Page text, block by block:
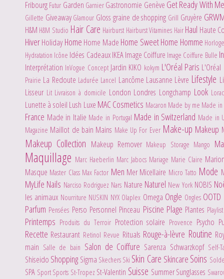
Fribourg Futur Garden Garnier Gastronomie Genève Get Ready With
Gillette Giveaway Glamour Gloss graine de shopping Grill Gruyère
H&M H&M Studio Hair Care Hairburst Hairburst Vitamines Hair Haul Haute
HiverHoliday Home Home Made Home Sweet Home Homme
Hydratation Icône Idées CadeauxIKEAImage Coiffure Image Coiffure Bulle
Interprétation InVogue Concept Jardin KIKO kokym L'Oréal Paris
Prairie La Redoute Ladurée Lancel Lancôme Lausanne Lèvre Lifestyle
Lisseur Lit Livraison à domicile London Londres Longchamp Look
Lunette à soleil Lush Luxe MAC Cosmetics Macaron Made by me Made
France Made in Italie Made in Portugal Made in Switzerland Made in
Magazine Maillot de bain Mains Make Up For Ever Make-up Makeup
Makeup Collection Makeup Remover Makeup Storage Mango
Maquillage Marc Haeberlin Marc Jabocs Mariage Marie Claire
Masque Master Class Max Factor Men MerMicellaire Micro Tatto Mode
MyLife Nails Narciso Rodriguez Nars Nature Naturel New York NOBIS
les animaux Nourriture NUSKIN NYX Olaplex Omega Ongle Ongles OOTD
Parfum Pensées Perso Personnel Pinceau Piscine Plage Plantes
Printemps Produits du Terroir Protection solaire Provence Psycho
Recette Restaurant Retinol Revue Rituals Rouge-à-lèvre Routine
main Salle de bain Salon de Coiffure Sarenza Schwarzkopf Self-
Shiseido Shopping Sigma Skechers Ski Skin Care Skincare Soins
SPA Sport Sports St-Tropez St-Valentin Suisse SummerSunglasses